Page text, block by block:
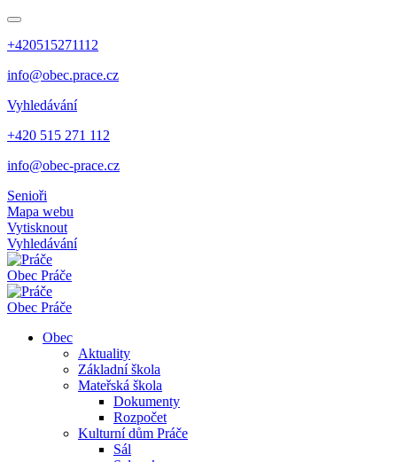
+420515271112
info@obec.prace.cz
Vyhledávání
+420 515 271 112
info@obec-prace.cz
Senioři
Mapa webu
Vytisknout
Vyhledávání
Obec Práče
Obec Práče
Obec
Aktuality
Základní škola
Mateřská škola
Dokumenty
Rozpočet
Kulturní dům Práče
Sál